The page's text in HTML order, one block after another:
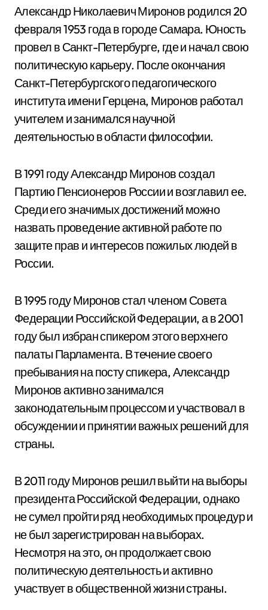
Александр Николаевич Миронов родился 20
февраля 1953 года в городе Самара. Юность
провел в Санкт-Петербурге, где и начал свою
политическую карьеру. После окончания
Санкт-Петербургского педагогического
института имени Герцена, Миронов работал
учителем и занимался научной
деятельностью в области философии.
В 1991 году Александр Миронов создал
Партию Пенсионеров России и возглавил ее.
Среди его значимых достижений можно
назвать проведение активной работе по
защите прав и интересов пожилых людей в
России.
В 1995 году Миронов стал членом Совета
Федерации Российской Федерации, а в 2001
году был избран спикером этого верхнего
палаты Парламента. В течение своего
пребывания на посту спикера, Александр
Миронов активно занимался
законодательным процессом и участвовал в
обсуждении и принятии важных решений для
страны.
В 2011 году Миронов решил выйти на выборы
президента Российской Федерации, однако
не сумел пройти ряд необходимых процедур и
не был зарегистрирован на выборах.
Несмотря на это, он продолжает свою
политическую деятельность и активно
участвует в общественной жизни страны.